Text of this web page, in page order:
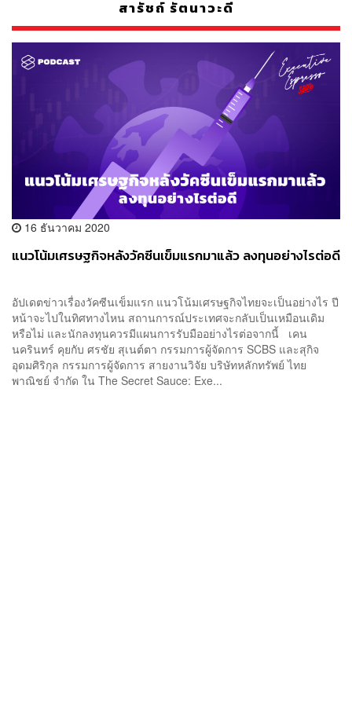
สารัชถ์ รัตนาวะดี
16 ธันวาคม 2020
แนวโน้มเศรษฐกิจหลังวัคซีนเข็มแรกมาแล้ว ลงทุนอย่างไรต่อดี
อัปเดตข่าวเรื่องวัคซีนเข็มแรก แนวโน้มเศรษฐกิจไทยจะเป็นอย่างไร ปี
หน้าจะไปในทิศทางไหน สถานการณ์ประเทศจะกลับเป็นเหมือนเดิม
หรือไม่ และนักลงทุนควรมีแผนการรับมืออย่างไรต่อจากนี้ เคน
นครินทร์ คุยกับ ศรชัย สุเนต์ตา กรรมการผู้จัดการ SCBS และสุกิจ
อุดมศิริกุล กรรมการผู้จัดการ สายงานวิจัย บริษัทหลักทรัพย์ ไทย
พาณิชย์ จำกัด ใน The Secret Sauce: Exe...